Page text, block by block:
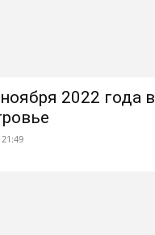
2022 года в